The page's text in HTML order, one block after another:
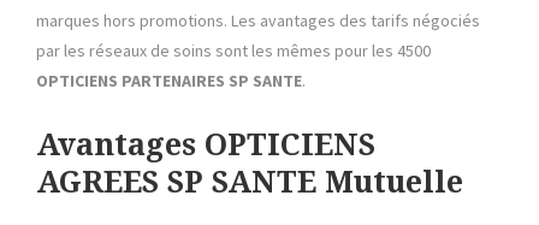
marques hors promotions. Les avantages des tarifs négociés
par les réseaux de soins sont les mêmes pour les 4500
OPTICIENS PARTENAIRES SP SANTE.
Avantages OPTICIENS
AGREES SP SANTE Mutuelle